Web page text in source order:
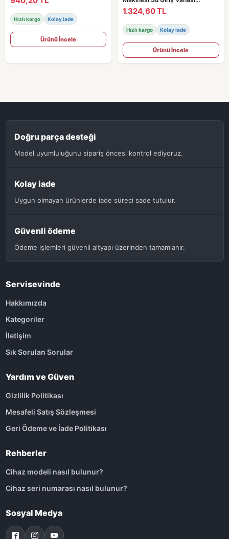
Hızlı kargo Kolay iade
Ürünü İncele
Okuyucu Sensörlü / Ventili -
00606001
1.324,60 TL
Hızlı kargo Kolay iade
Ürünü İncele
Doğru parça desteği
Model uyumluluğunu sipariş öncesi kontrol ediyoruz.
Kolay iade
Uygun olmayan ürünlerde iade süreci sade tutulur.
Güvenli ödeme
Ödeme işlemleri güvenli altyapı üzerinden tamamlanır.
Servisevinde
Hakkımızda
Kategoriler
İletişim
Sık Sorulan Sorular
Yardım ve Güven
Gizlilik Politikası
Mesafeli Satış Sözleşmesi
Geri Ödeme ve İade Politikası
Rehberler
Cihaz modeli nasıl bulunur?
Cihaz seri numarası nasıl bulunur?
Sosyal Medya